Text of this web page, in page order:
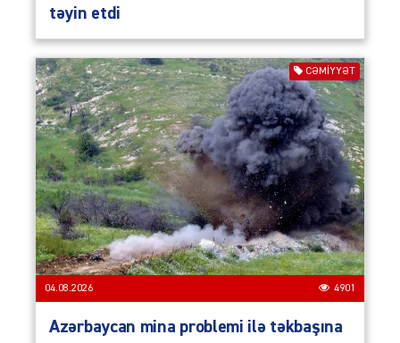
təyin etdi
CƏMIYYƏT
04.08.2026 4901
Azərbaycan mina problemi ilə təkbaşına